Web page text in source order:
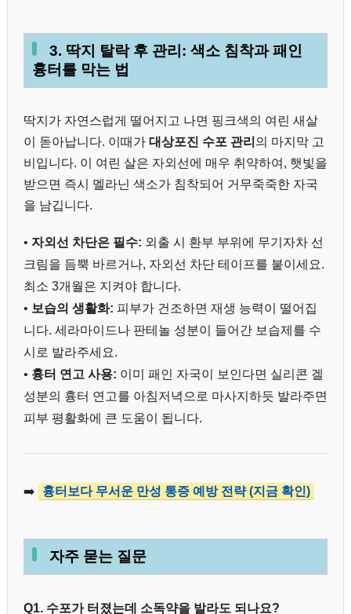
3. 딱지 탈락 후 관리: 색소 침착과 패인
흉터를 막는 법
딱지가 자연스럽게 떨어지고 나면 핑크색의 여린 새살
이 돋아납니다. 이때가 대상포진 수포 관리 의 마지막 고
비입니다. 이 여린 살은 자외선에 매우 취약하여, 햇빛을
받으면 즉시 멜라닌 색소가 침착되어 거무죽죽한 자국
을 남깁니다.
• 자외선 차단은 필수: 외출 시 환부 부위에 무기자차 선
크림을 듬뿍 바르거나, 자외선 차단 테이프를 붙이세요.
최소 3개월은 지켜야 합니다.
• 보습의 생활화: 피부가 건조하면 재생 능력이 떨어집
니다. 세라마이드나 판테놀 성분이 들어간 보습제를 수
시로 발라주세요.
• 흉터 연고 사용: 이미 패인 자국이 보인다면 실리콘 겔
성분의 흉터 연고를 아침저녁으로 마사지하듯 발라주면
피부 평활화에 큰 도움이 됩니다.
➡️ 흉터보다 무서운 만성 통증 예방 전략 (지금 확인)
자주 묻는 질문
Q1. 수포가 터졌는데 소독약을 발라도 되나요?